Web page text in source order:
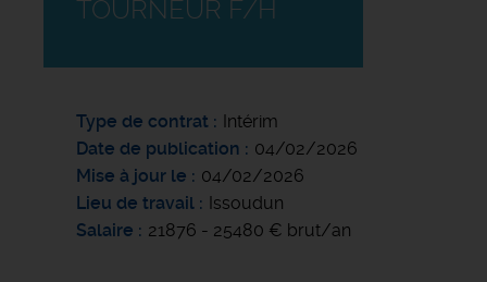
TOURNEUR F/H
Type de contrat
Intérim
Date de publication
04/02/2026
Mise à jour le
04/02/2026
Lieu de travail
Issoudun
Salaire
21876 - 25480 € brut/an